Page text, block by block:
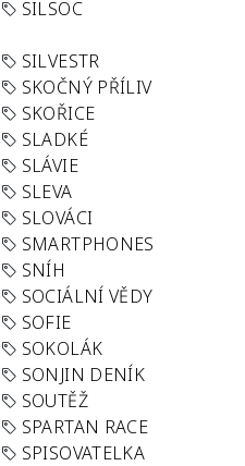
SILSOC
SILVESTR
SKOČNÝ PŘÍLIV
SKOŘICE
SLADKÉ
SLÁVIE
SLEVA
SLOVÁCI
SMARTPHONES
SNÍH
SOCIÁLNÍ VĚDY
SOFIE
SOKOLÁK
SONJIN DENÍK
SOUTĚŽ
SPARTAN RACE
SPISOVATELKA